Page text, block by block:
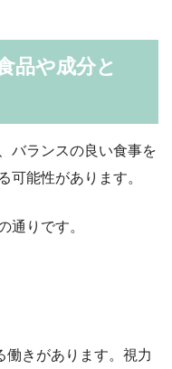
品や成分と
バランスの良い食事を
可能性があります。
通りです。
働きがあります。視力